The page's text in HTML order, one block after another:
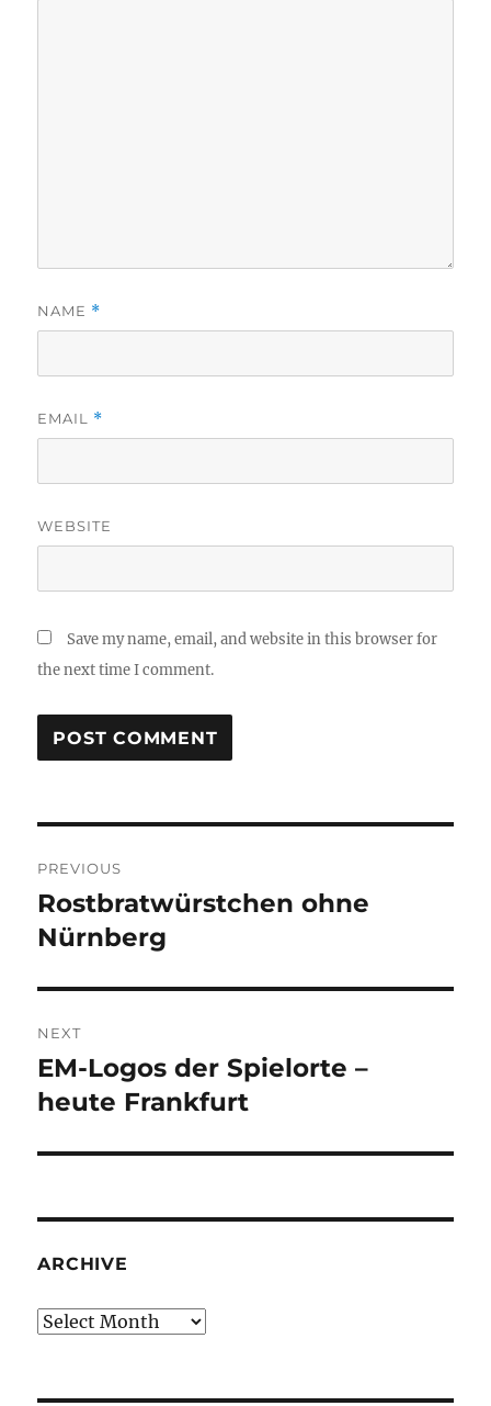
NAME *
EMAIL *
WEBSITE
Save my name, email, and website in this browser for
the next time I comment.
navigation
PREVIOUS
Previous
post:
Rostbratwürstchen ohne
Nürnberg
NEXT
Next
post:
EM-Logos der Spielorte –
heute Frankfurt
ARCHIVE
Archive